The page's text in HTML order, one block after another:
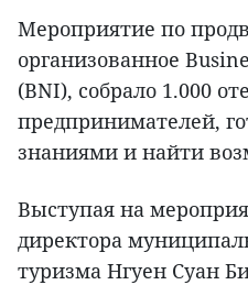
Мероприятие по
организованное
(BNI), собрало 1.000
предпринимателей,
знаниями и найти
Выступая на
директора
туризма Нгуен Суан